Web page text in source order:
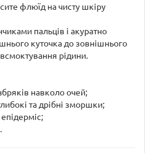
флюїд на чисту шкіру
пальців і акуратно
куточка до зовнішнього
рідини.
навколо очей;
та дрібні зморшки;